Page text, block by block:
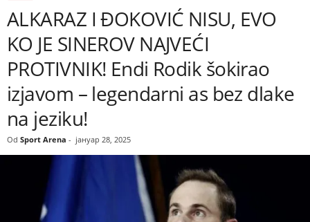
ALKARAZ I ĐOKOVIĆ NISU, EVO
KO JE SINEROV NAJVEĆI
PROTIVNIK! Endi Rodik šokirao
izjavom – legendarni as bez dlake
na jeziku!
Od Sport Arena - јануар 28, 2025